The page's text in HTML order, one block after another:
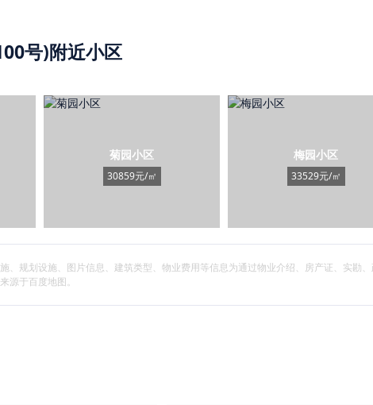
号)附近小区
菊园小区
30859元/㎡
梅园小区
33529元/㎡
、规划设施、图片信息、建筑类型、物业费用等信息为通过物业介绍、房产证、实勘
源于百度地图。